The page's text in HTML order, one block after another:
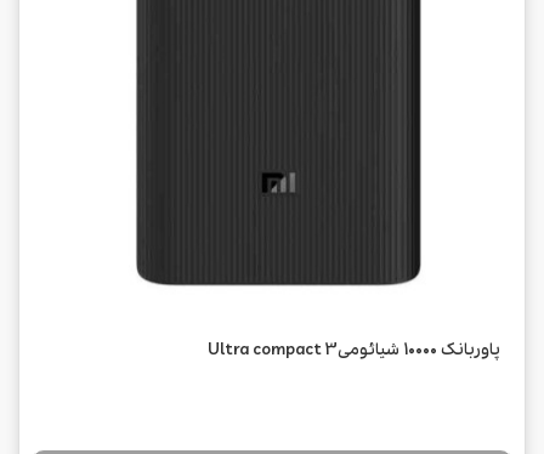
پاوربانک 10000 شیائومی3 Ultra compact